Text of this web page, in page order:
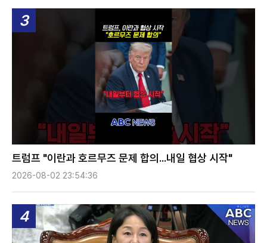
3
트럼프 "이란과 호르무즈 문제 합의...내일 협상 시작"
2026-08-02 23:54:36
4